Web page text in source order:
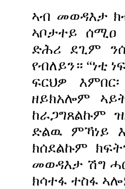
ኣብ መወዳእታ
ኣቦታተይ ሰሚዐ
ድሕሪ ደጊም
የብለይን። “ነቲ
ፍርህዎ
ዘይክአሎም
ከራጋግጸልኩም
ድልዉ ምኻነይ
ክሰደልኩም
መወዳእታ ሽግ
ክሳተፋ ተስፋ